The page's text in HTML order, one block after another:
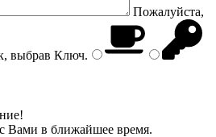
Пожалуйста,
выбрав Ключ.
Вами в ближайшее время.